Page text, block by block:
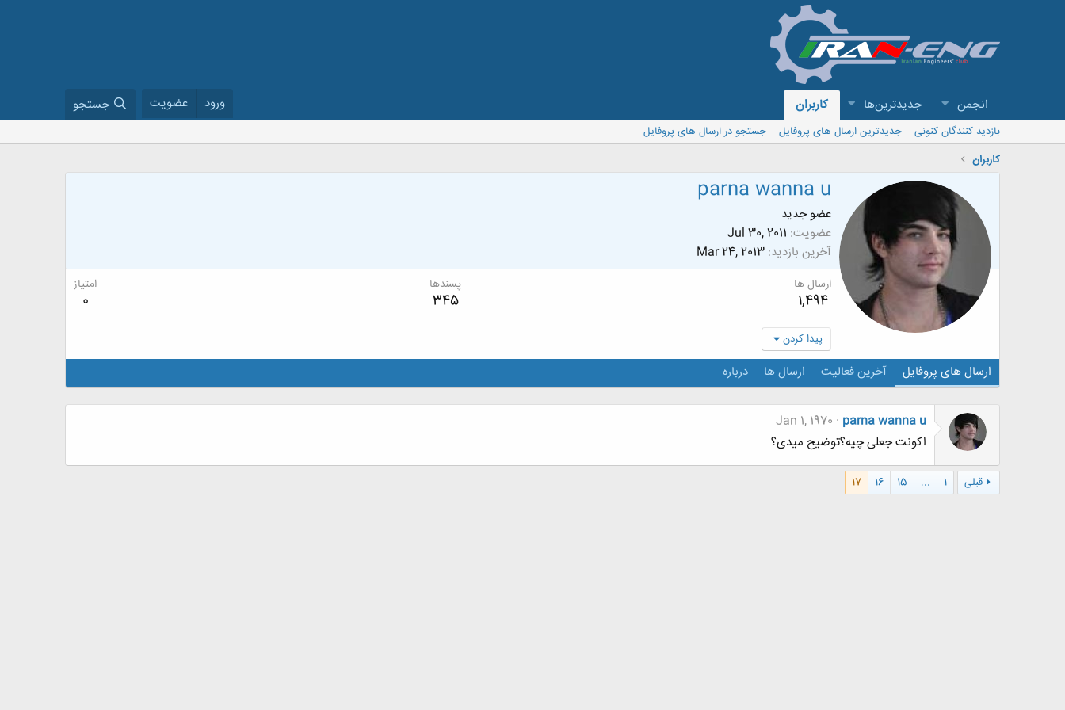
انجمن جدیدترین‌ها کاربران ورود عضویت جستجو
بازدید کنندگان کنونی جدیدترین ارسال های پروفایل
جستجو در ارسال های پروفایل
کاربران
parna wanna u
عضو جدید
عضویت Jul 30, 2011
آخرین بازدید Mar 24, 2013
ارسال ها
1,494
پسندها
345
امتیاز
0
پیدا کردن
ارسال های پروفایل آخرین فعالیت ارسال ها درباره
parna wanna u
Jan 1, 1970
اکونت جعلی چیه؟توضیح میدی؟
قبلی 1
...
15
16
17